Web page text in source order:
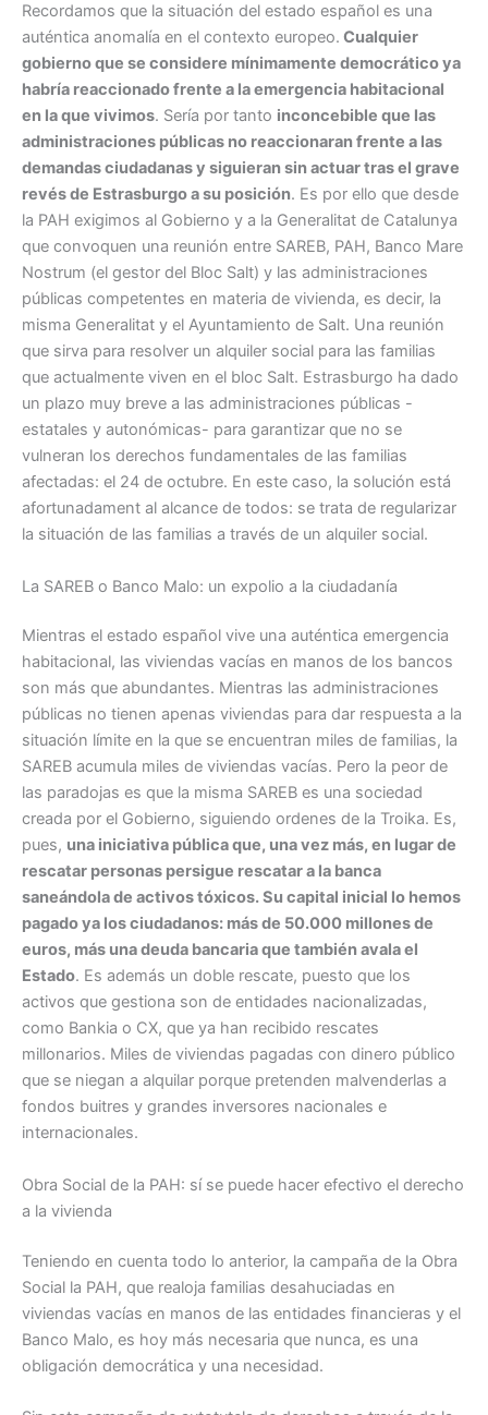
Recordamos que la situación del estado español es una
auténtica anomalía en el contexto europeo. Cualquier
gobierno que se considere mínimamente democrático ya
habría reaccionado frente a la emergencia habitacional
en la que vivimos. Sería por tanto inconcebible que las
administraciones públicas no reaccionaran frente a las
demandas ciudadanas y siguieran sin actuar tras el grave
revés de Estrasburgo a su posición. Es por ello que desde
la PAH exigimos al Gobierno y a la Generalitat de Catalunya
que convoquen una reunión entre SAREB, PAH, Banco Mare
Nostrum (el gestor del Bloc Salt) y las administraciones
públicas competentes en materia de vivienda, es decir, la
misma Generalitat y el Ayuntamiento de Salt. Una reunión
que sirva para resolver un alquiler social para las familias
que actualmente viven en el bloc Salt. Estrasburgo ha dado
un plazo muy breve a las administraciones públicas -
estatales y autonómicas- para garantizar que no se
vulneran los derechos fundamentales de las familias
afectadas: el 24 de octubre. En este caso, la solución está
afortunadament al alcance de todos: se trata de regularizar
la situación de las familias a través de un alquiler social.
La SAREB o Banco Malo: un expolio a la ciudadanía
Mientras el estado español vive una auténtica emergencia
habitacional, las viviendas vacías en manos de los bancos
son más que abundantes. Mientras las administraciones
públicas no tienen apenas viviendas para dar respuesta a la
situación límite en la que se encuentran miles de familias, la
SAREB acumula miles de viviendas vacías. Pero la peor de
las paradojas es que la misma SAREB es una sociedad
creada por el Gobierno, siguiendo ordenes de la Troika. Es,
pues, una iniciativa pública que, una vez más, en lugar de
rescatar personas persigue rescatar a la banca
saneándola de activos tóxicos. Su capital inicial lo hemos
pagado ya los ciudadanos: más de 50.000 millones de
euros, más una deuda bancaria que también avala el
Estado. Es además un doble rescate, puesto que los
activos que gestiona son de entidades nacionalizadas,
como Bankia o CX, que ya han recibido rescates
millonarios. Miles de viviendas pagadas con dinero público
que se niegan a alquilar porque pretenden malvenderlas a
fondos buitres y grandes inversores nacionales e
internacionales.
Obra Social de la PAH: sí se puede hacer efectivo el derecho
a la vivienda
Teniendo en cuenta todo lo anterior, la campaña de la Obra
Social la PAH, que realoja familias desahuciadas en
viviendas vacías en manos de las entidades financieras y el
Banco Malo, es hoy más necesaria que nunca, es una
obligación democrática y una necesidad.